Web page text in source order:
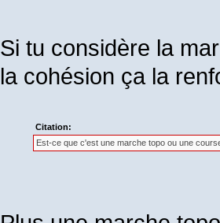
Si tu considère la
la cohésion ça la
Citation:
Est-ce que c'est une marche topo ou une